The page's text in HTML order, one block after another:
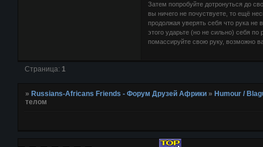
Затем попробуйте дотронуться до
вы ничего не почуствуете, то ещё
продолжая уверять себя что рука
этого ударьте (но не сильно) себя
помассируйте свою руку, возможно
Страница: 1
»Russians-Africans Friends - Форум Друзей Африки »Humour /
телом